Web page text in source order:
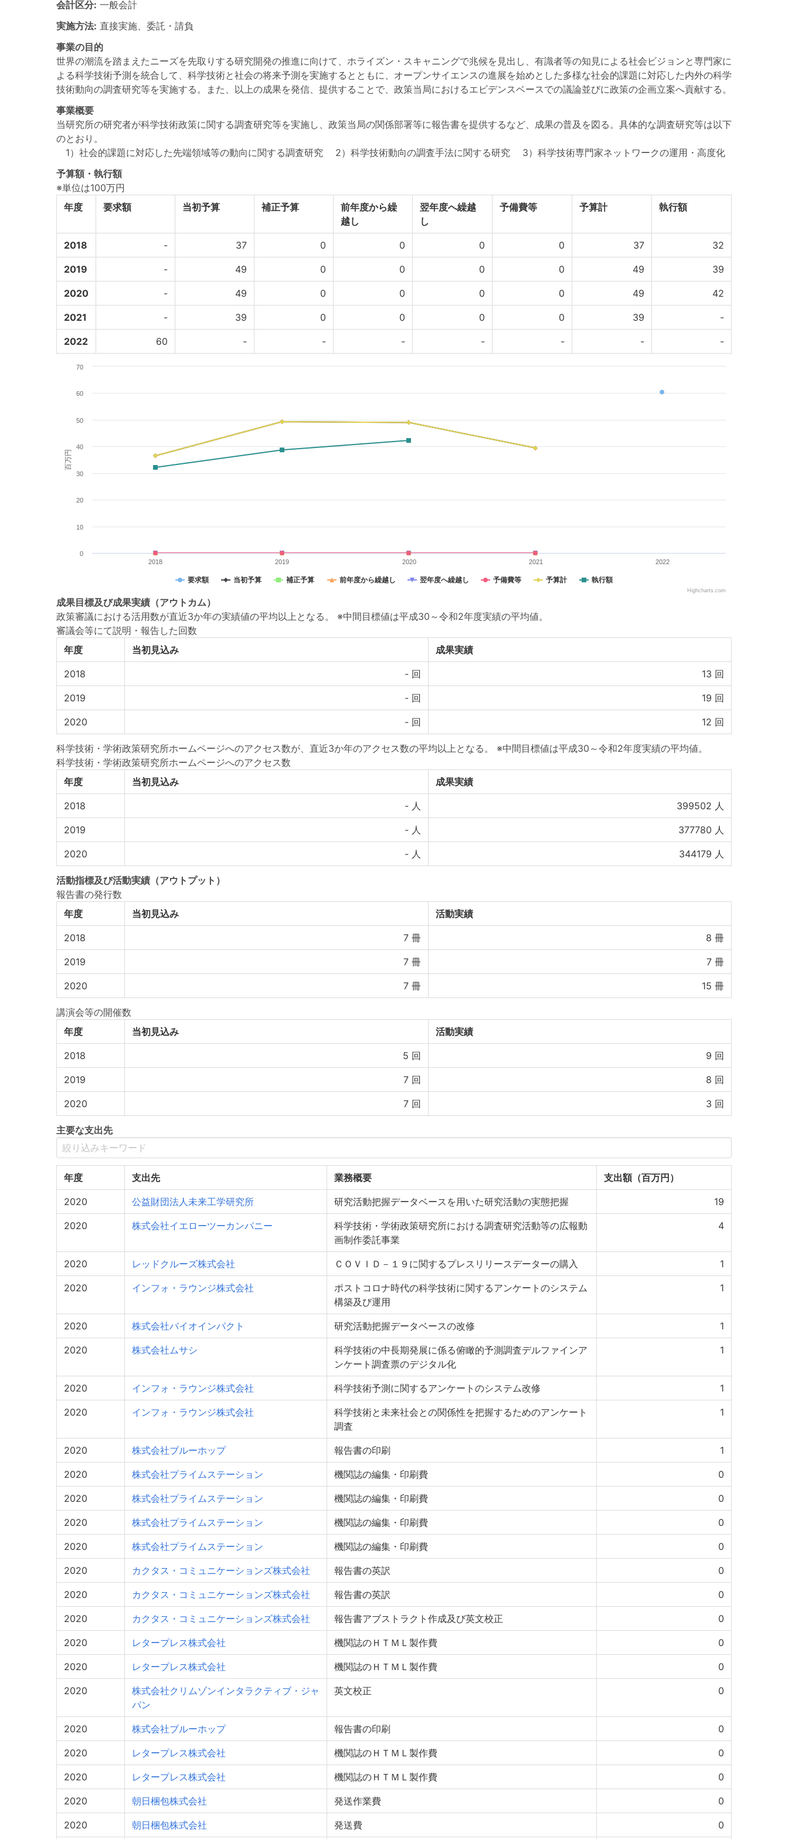
会計区分: 一般会計
実施方法: 直接実施、委託・請負
事業の目的
世界の潮流を踏まえたニーズを先取りする研究開発の推進に向けて、ホライズン・スキャニングで兆候を見出し、有識者等の知見による社会ビジョンと専門家に
よる科学技術予測を統合して、科学技術と社会の将来予測を実施するとともに、オープンサイエンスの進展を始めとした多様な社会的課題に対応した内外の科学
技術動向の調査研究等を実施する。また、以上の成果を発信、提供することで、政策当局におけるエビデンスベースでの議論並びに政策の企画立案へ貢献する。
事業概要
当研究所の研究者が科学技術政策に関する調査研究等を実施し、政策当局の関係部署等に報告書を提供するなど、成果の普及を図る。具体的な調査研究等は以下
のとおり。
1）社会的課題に対応した先端領域等の動向に関する調査研究 2）科学技術動向の調査手法に関する研究 3）科学技術専門家ネットワークの運用・高度化
予算額・執行額
※単位は100万円
年度
要求額 当初予算 補正予算
前年度から繰
越し
翌年度へ繰越
し
予備費等 予算計 執行額
2018 - 37 0 0 0 0 37 32
2019 - 49 0 0 0 0 49 39
2020 - 49 0 0 0 0 49 42
2021 - 39 0 0 0 0 39 -
2022 60 - - - - - - -
百万円
要求額 当初予算 補正予算 前年度から繰越し 翌年度へ繰越し 予備費等 予算計 執行額
2018 2019 2020 2021 2022
0
10
20
30
40
50
60
70
Highcharts.com
成果目標及び成果実績 （アウトカム）
政策審議における活用数が直近3か年の実績値の平均以上となる。 ※中間目標値は平成30～令和2年度実績の平均値。
審議会等にて説明・報告した回数
年度
当初見込み 成果実績
2018 - 回 13 回
2019 - 回 19 回
2020 - 回 12 回
科学技術・学術政策研究所ホームページへのアクセス数が、直近3か年のアクセス数の平均以上となる。 ※中間目標値は平成30～令和2年度実績の平均値。
科学技術・学術政策研究所ホームページへのアクセス数
年度
当初見込み 成果実績
2018 - 人 399502 人
2019 - 人 377780 人
2020 - 人 344179 人
活動指標及び活動実績 （アウトプット）
報告書の発行数
年度
当初見込み 活動実績
2018 7 冊 8 冊
2019 7 冊 7 冊
2020 7 冊 15 冊
講演会等の開催数
年度
当初見込み 活動実績
2018 5 回 9 回
2019 7 回 8 回
2020 7 回 3 回
主要な支出先
年度 支出先 業務概要 支出額（百万円）
2020 公益財団法人未来工学研究所 研究活動把握データベースを用いた研究活動の実態把握 19
2020 株式会社イエローツーカンパニー
科学技術・学術政策研究所における調査研究活動等の広報動
画制作委託事業
4
2020 レッドクルーズ株式会社 ＣＯＶＩＤ－１９に関するプレスリリースデーターの購入 1
2020 インフォ・ラウンジ株式会社
ポストコロナ時代の科学技術に関するアンケートのシステム
構築及び運用
1
2020 株式会社バイオインパクト 研究活動把握データベースの改修 1
2020 株式会社ムサシ
科学技術の中長期発展に係る俯瞰的予測調査デルファインア
ンケート調査票のデジタル化
1
2020 インフォ・ラウンジ株式会社 科学技術予測に関するアンケートのシステム改修 1
2020 インフォ・ラウンジ株式会社
科学技術と未来社会との関係性を把握するためのアンケート
調査
1
2020 株式会社ブルーホップ 報告書の印刷 1
2020 株式会社プライムステーション 機関誌の編集・印刷費 0
2020 株式会社プライムステーション 機関誌の編集・印刷費 0
2020 株式会社プライムステーション 機関誌の編集・印刷費 0
2020 株式会社プライムステーション 機関誌の編集・印刷費 0
2020 カクタス・コミュニケーションズ株式会社 報告書の英訳 0
2020 カクタス・コミュニケーションズ株式会社 報告書の英訳 0
2020 カクタス・コミュニケーションズ株式会社 報告書アブストラクト作成及び英文校正 0
2020 レタープレス株式会社 機関誌のＨＴＭＬ製作費 0
2020 レタープレス株式会社 機関誌のＨＴＭＬ製作費 0
2020
株式会社クリムゾンインタラクティブ・ジャ
パン
英文校正 0
2020 株式会社ブルーホップ 報告書の印刷 0
2020 レタープレス株式会社 機関誌のＨＴＭＬ製作費 0
2020 レタープレス株式会社 機関誌のＨＴＭＬ製作費 0
2020 朝日梱包株式会社 発送作業費 0
2020 朝日梱包株式会社 発送費 0